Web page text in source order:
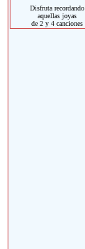
Disfruta recordando
aquellas joyas
de 2 y 4 canciones